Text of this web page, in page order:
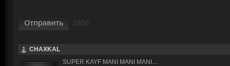
CHAXKAL
SUPER KAYF MANI MANI MANI....